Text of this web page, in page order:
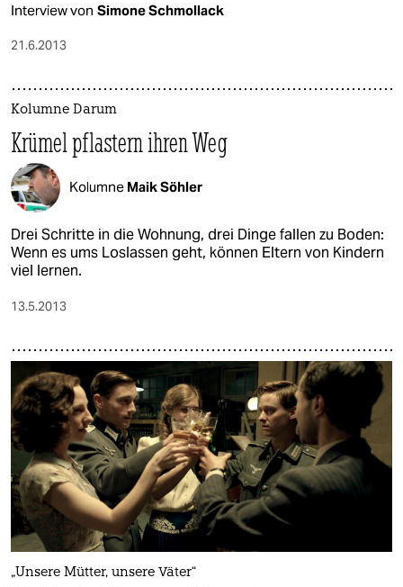
Interview von Simone Schmollack
21.6.2013
Kolumne Darum
Krümel pflastern ihren Weg
Kolumne Maik Söhler
Drei Schritte in die Wohnung, drei Dinge fallen zu Boden:
Wenn es ums Loslassen geht, können Eltern von Kindern
viel lernen.
13.5.2013
„Unsere Mütter, unsere Väter“